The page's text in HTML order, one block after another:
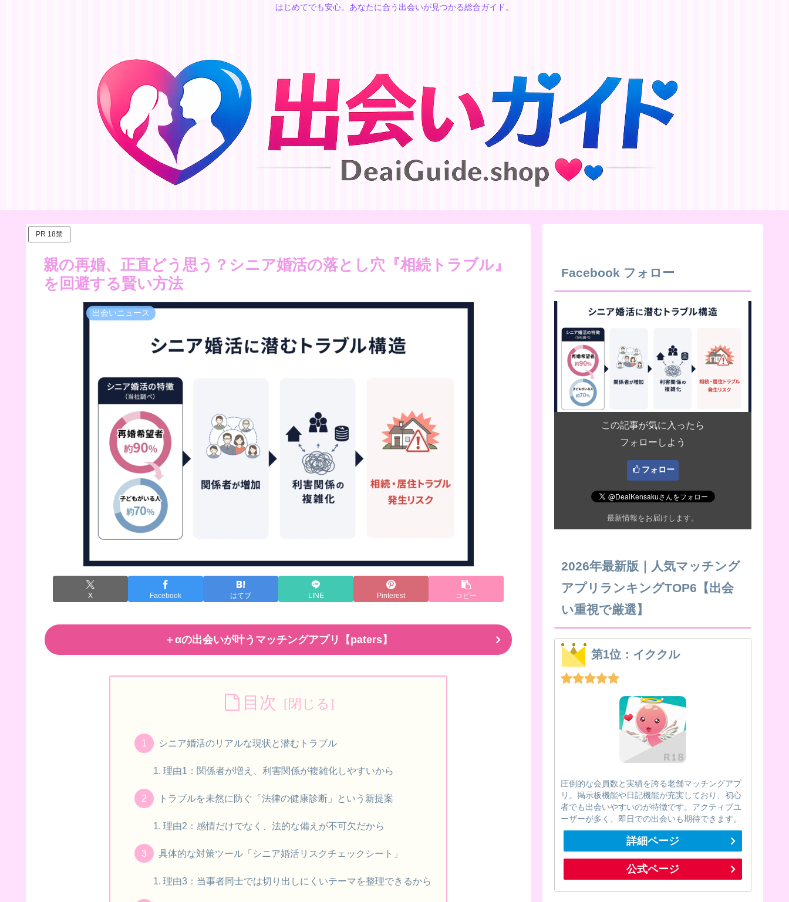
はじめてでも安心。あなたに合う出会いが見つかる総合ガイド。
PR 18禁
親の再婚、正直どう思う？シニア婚活の落とし穴『相続トラブル』
を回避する賢い方法
出会いニュース
X Facebook はてブ LINE Pinterest コピー
＋αの出会いが叶うマッチングアプリ【paters】
目次
シニア婚活のリアルな現状と潜むトラブル
理由1：関係者が増え、利害関係が複雑化しやすいから
トラブルを未然に防ぐ「法律の健康診断」という新提案
理由2：感情だけでなく、法的な備えが不可欠だから
具体的な対策ツール「シニア婚活リスクチェックシート」
理由3：当事者同士では切り出しにくいテーマを整理できるから
Facebook フォロー
この記事が気に入ったら
フォローしよう
フォロー
最新情報をお届けします。
2026年最新版｜人気マッチング
アプリランキングTOP6【出会
い重視で厳選】
第1位：イククル
圧倒的な会員数と実績を誇る老舗マッチングアプ
リ。掲示板機能や日記機能が充実しており、初心
者でも出会いやすいのが特徴です。アクティブユ
ーザーが多く、即日での出会いも期待できます。
詳細ページ
公式ページ